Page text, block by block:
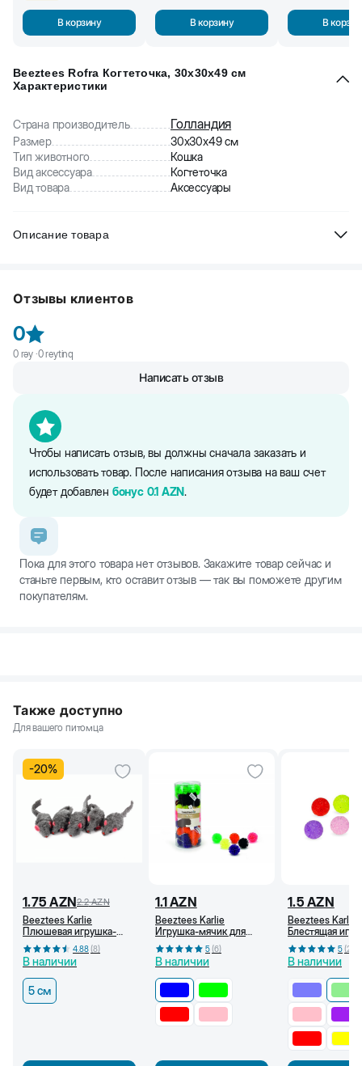
В корзину В корзину В
Beeztees Rofra Когтеточка, 30x30x49 см
Характеристики
Страна производитель Голландия
Размер
30x30x49 см
Тип животного
Кошка
Вид аксессуара
Когтеточка
Вид товара
Аксессуары
Описание товара
кошку точить когти в определенном месте. Нейтральные цвета
Отзывы клиентов
0
0rəy ·0reytinq
Чтобы написать отзыв, вы должны сначала заказать и
использовать товар. После написания отзыва на ваш счет
будет добавлен бонус 0.1 AZN.
Написать отзыв
Пока для этого товара нет отзывов. Закажите товар сейчас и
станьте первым, кто оставит отзыв — так вы поможете другим
покупателям.
Также доступно
Для вашего питомца
-20%
1.75 AZN2.2 AZN
Beeztees Karlie
Плюшевая игрушка-
мышь с погремушкой
для кошек, серая, 5 см
4.88(8)
В наличии
5 см
1.1AZN
Beeztees Karlie
Игрушка-мячик для
кошек, с шипами, 3,5 см
(Синий)
5(6)
В наличии
1.5 AZN
Beeztees Karlie
Блестящая
мячик для
см (Светло-
5(2
В наличии